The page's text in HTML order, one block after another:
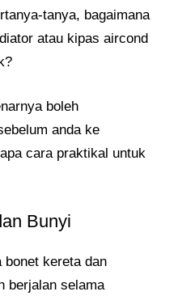
tanya, bagaimana
atau kipas aircond
boleh
anda ke
cara praktikal untuk
Bunyi
bonet kereta dan
berjalan selama